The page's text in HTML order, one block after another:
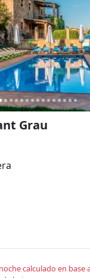
Grau
calculado en base